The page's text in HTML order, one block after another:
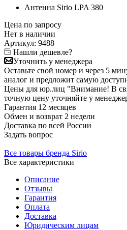
Антенна Sirio LPA 380
Цена по запросу
Нет в наличии
Артикул: 9488
Нашли дешевле?
Уточнить у менеджера
Оставьте свой номер и через 5
аналог и предложит самую
Цены для юр.лиц "Внимание! В
точную цену уточняйте у
Гарантия 12 месяцев
Обмен и возврат 2 недели
Доставка по всей России
Задать вопрос
Все товары бренда Sirio
Все характеристики
Описание
Отзывы
Гарантия
Оплата
Доставка
Юридическим лицам